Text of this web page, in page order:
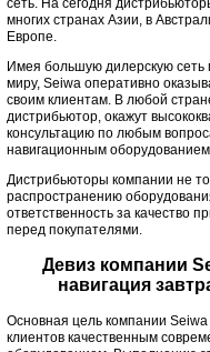
многих странах Азии, в
Европе.
Имея большую дилерскую сеть
миру, Seiwa оперативно
своим клиентам. В любой
дистрибьютор, окажут
консультацию по любым
навигационным оборудованием
Дистрибьюторы компании не
распространению
ответственность за качество
перед покупателями.
Девиз компании
навигация
Основная цель компании Seiwa
клиентов качественным